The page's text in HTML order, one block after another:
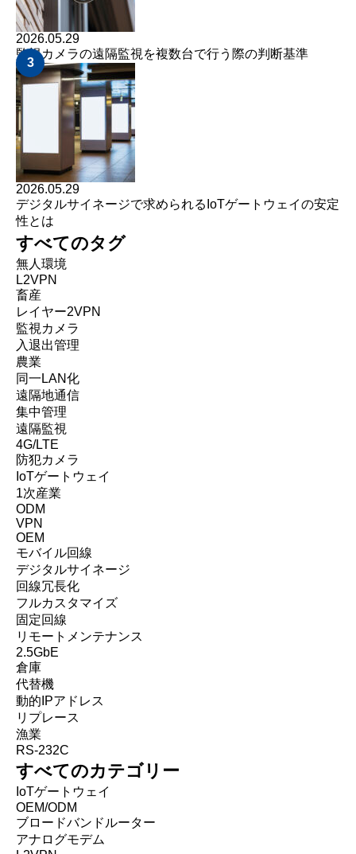
2026.05.29
監視カメラの遠隔監視を複数台で行う際の判断基準
3
2026.05.29
デジタルサイネージで求められるIoTゲートウェイの安定
性とは
すべてのタグ
無人環境
L2VPN
畜産
レイヤー2VPN
監視カメラ
入退出管理
農業
同一LAN化
遠隔地通信
集中管理
遠隔監視
4G/LTE
防犯カメラ
IoTゲートウェイ
1次産業
ODM
VPN
OEM
モバイル回線
デジタルサイネージ
回線冗長化
フルカスタマイズ
固定回線
リモートメンテナンス
2.5GbE
倉庫
代替機
動的IPアドレス
リプレース
漁業
RS-232C
すべてのカテゴリー
IoTゲートウェイ
OEM/ODM
ブロードバンドルーター
アナログモデム